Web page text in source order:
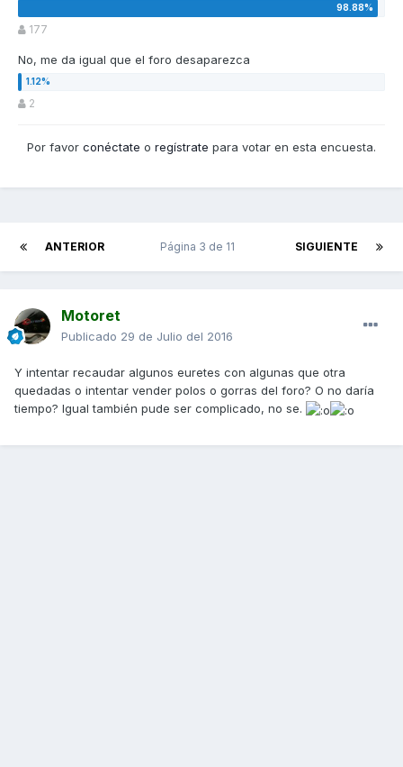
177
No, me da igual que el foro desaparezca
2
Por favor conéctate o regístrate para votar en esta encuesta.
ANTERIOR SIGUIENTE
Página 3 de 11
Motoret
Publicado 29 de Julio del 2016
Y intentar recaudar algunos euretes con algunas que otra
quedadas o intentar vender polos o gorras del foro? O no daría
tiempo? Igual también pude ser complicado, no se.